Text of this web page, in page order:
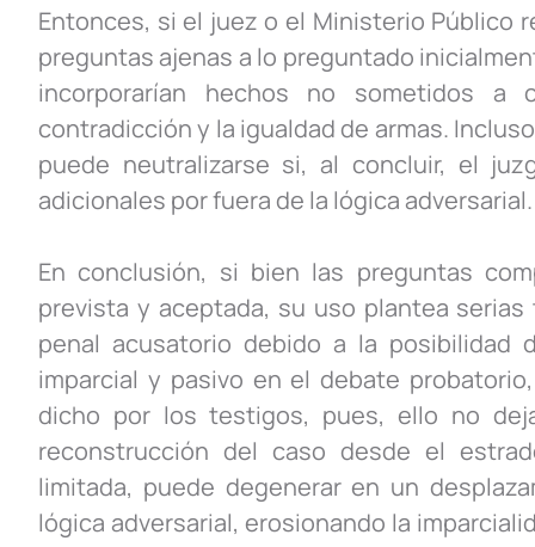
Entonces, si el juez o el Ministerio
preguntas ajenas a lo preguntado
incorporarían hechos no sometidos a
contradicción y la igualdad de armas.
puede neutralizarse si, al concluir, el
adicionales por fuera de la lógica adversarial.
En conclusión, si bien las preguntas
prevista y aceptada, su uso plantea
penal acusatorio debido a la
imparcial y pasivo en el debate
dicho por los testigos, pues, ello no
reconstrucción del caso desde el
limitada, puede degenerar en un
lógica adversarial, erosionando la